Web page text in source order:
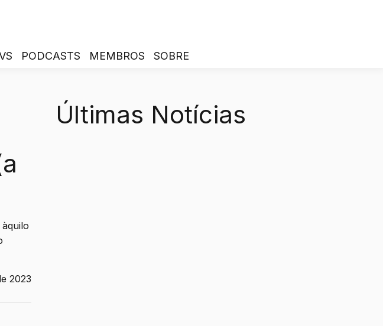
PODCASTS MEMBROS SOBRE
2023
Últimas Notícias